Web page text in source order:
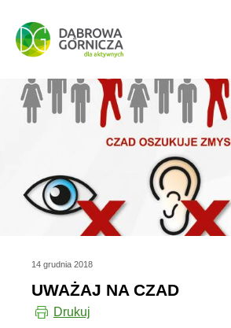
PRZEJDŹ DO MENU GŁÓWNEGO
PRZEJDŹ DO WYSZUKIWARKI
PRZEJDŹ DO TREŚCI
14 grudnia 2018
UWAŻAJ NA CZAD
Drukuj